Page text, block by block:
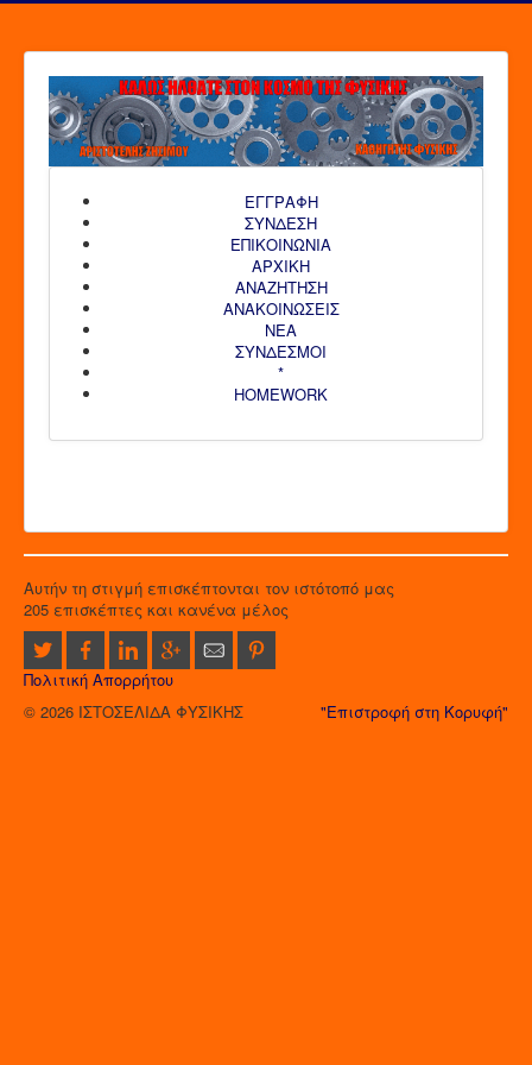
ΕΓΓΡΑΦΗ
ΣΥΝΔΕΣΗ
ΕΠΙΚΟΙΝΩΝΙΑ
ΑΡΧΙΚΗ
AΝΑΖΗΤΗΣΗ
ΑΝΑΚΟΙΝΩΣΕΙΣ
ΝΕΑ
ΣΥΝΔΕΣΜΟΙ
*
HOMEWORK
Αυτήν τη στιγμή επισκέπτονται τον ιστότοπό μας
205 επισκέπτες και κανένα μέλος
Πολιτική Απορρήτου
"Επιστροφή στη Κορυφή"
© 2026 ΙΣΤΟΣΕΛΙΔΑ ΦΥΣΙΚΗΣ